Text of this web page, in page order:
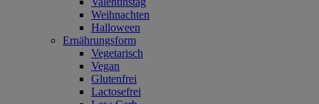
Weihnachten
Halloween
Ernährungsform
Vegetarisch
Vegan
Glutenfrei
Lactosefrei